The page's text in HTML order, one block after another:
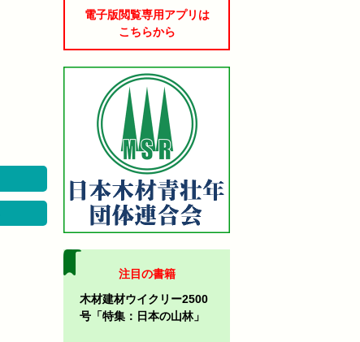
電子版閲覧専用アプリは
こちらから
注目の書籍
木材建材ウイクリー2500
号「特集：日本の山林」